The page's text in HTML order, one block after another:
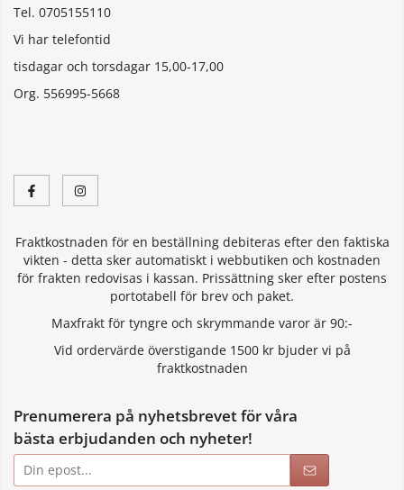
Tel. 0705155110
Vi har telefontid
tisdagar och torsdagar 15,00-17,00
Org. 556995-5668
Fraktkostnaden för en beställning debiteras efter den faktiska
vikten - detta sker automatiskt i webbutiken och kostnaden
för frakten redovisas i kassan. Prissättning sker efter postens
portotabell för brev och paket.
Maxfrakt för tyngre och skrymmande varor är 90:-
Vid ordervärde överstigande 1500 kr bjuder vi på
fraktkostnaden
Prenumerera på nyhetsbrevet för våra
bästa erbjudanden och nyheter!
postadress